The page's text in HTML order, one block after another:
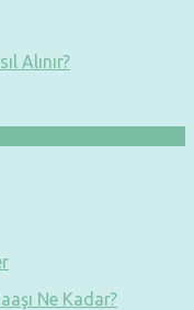
Alınır?
Ne Kadar?